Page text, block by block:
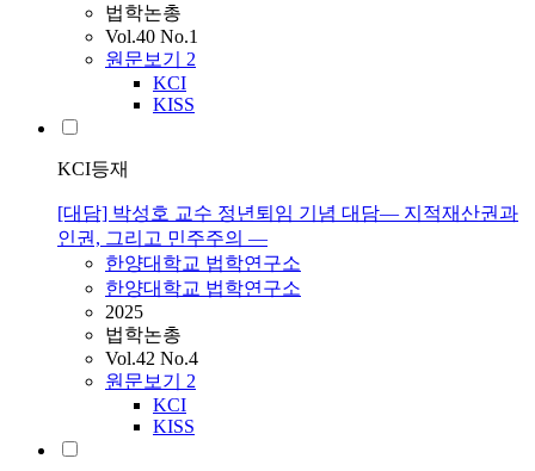
법학논총
Vol.40 No.1
원문보기 2
KCI
KISS
KCI등재
[대담] 박성호 교수 정년퇴임 기념 대담— 지적재산권과
인권, 그리고 민주주의 —
한양대학교 법학연구소
한양대학교 법학연구소
2025
법학논총
Vol.42 No.4
원문보기 2
KCI
KISS